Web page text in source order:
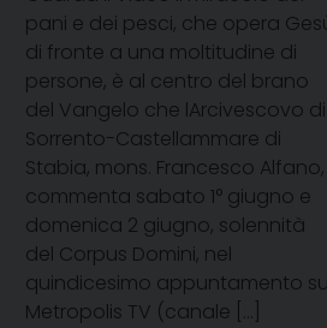
pani e dei pesci, che opera
di fronte a una moltitudine di
persone, è al centro del brano
del Vangelo che lArcivescovo di
Sorrento-Castellammare di
Stabia, mons. Francesco Alfano,
commenta sabato 1° giugno e
domenica 2 giugno, solennità
del Corpus Domini, nel
quindicesimo appuntamento su
Metropolis TV (canale […]